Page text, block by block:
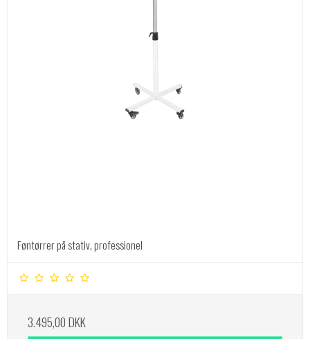
Føntørrer på stativ, professionel
3.495,00 DKK